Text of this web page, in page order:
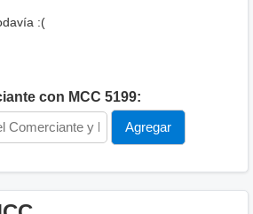
:(
con MCC 5199: